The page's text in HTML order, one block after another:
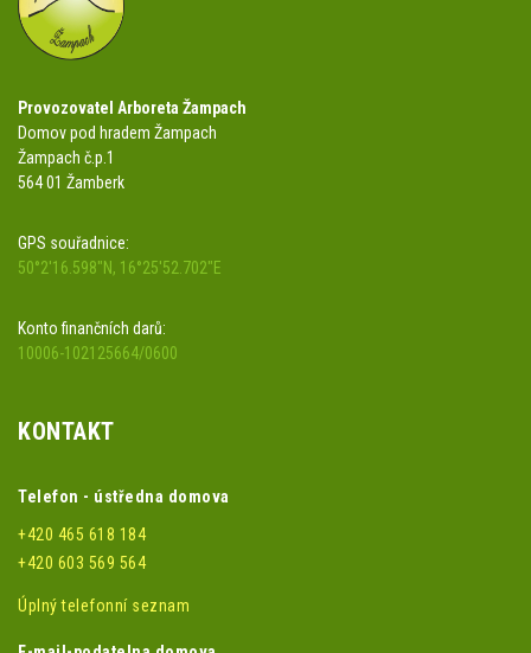
Provozovatel Arboreta Žampach
Domov pod hradem Žampach
Žampach č.p.1
564 01 Žamberk
GPS souřadnice:
50°2'16.598"N, 16°25'52.702"E
Konto finančních darů:
10006-102125664/0600
KONTAKT
Telefon - ústředna domova
+420 465 618 184
+420 603 569 564
Úplný telefonní seznam